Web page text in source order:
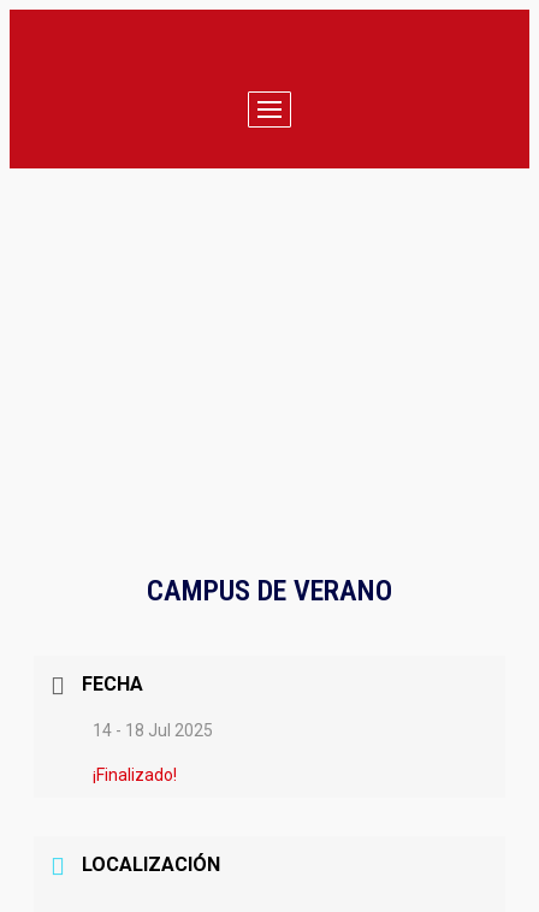
CAMPUS DE VERANO
FECHA
14 - 18 Jul 2025
¡Finalizado!
LOCALIZACIÓN